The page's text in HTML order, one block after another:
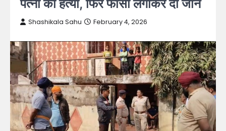
पत्नी की हत्या, फिर फांसी लगाकर दी जान
Shashikala Sahu February 4, 2026